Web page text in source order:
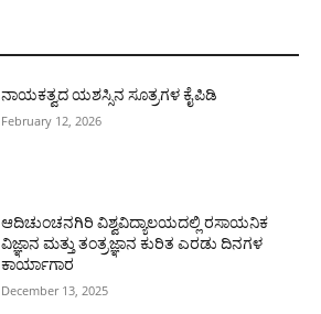
ನಾಯಕತ್ವದ ಯಶಸ್ಸಿನ ಸೂತ್ರಗಳ ಕೈಪಿಡಿ
February 12, 2026
ಆದಿಚುಂಚನಗಿರಿ ವಿಶ್ವವಿದ್ಯಾಲಯದಲ್ಲಿ ರಸಾಯನಿಕ
ವಿಜ್ಞಾನ ಮತ್ತು ತಂತ್ರಜ್ಞಾನ ಕುರಿತ ಎರಡು ದಿನಗಳ
ಕಾರ್ಯಾಗಾರ
December 13, 2025